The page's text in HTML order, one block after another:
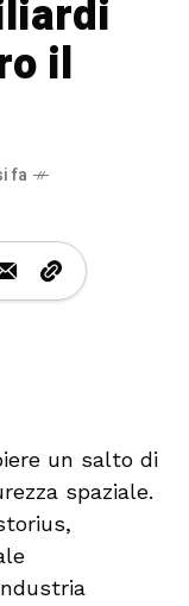
il
fa
un salto di
spaziale.